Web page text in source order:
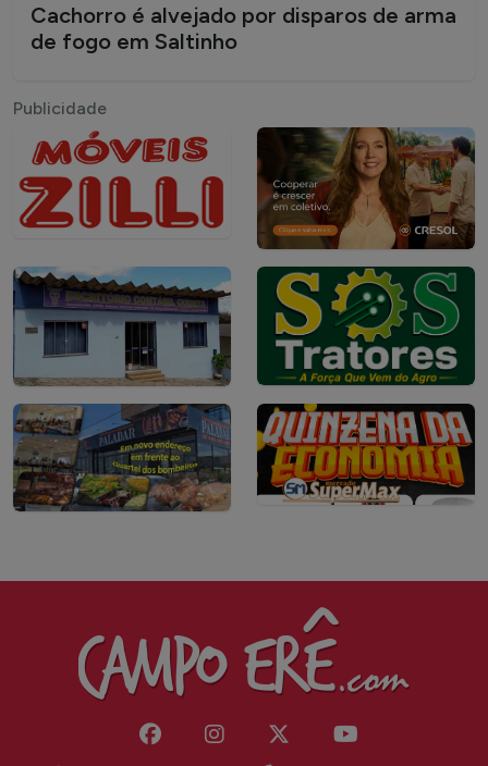
Cachorro é alvejado por disparos de arma
de fogo em Saltinho
Publicidade